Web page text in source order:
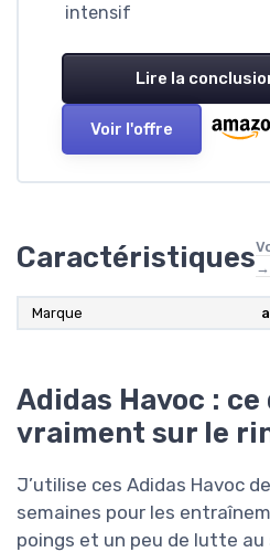
intensif
Lire la
Voir l'offre
Caractéristiques →
Marque
Adidas Havoc : ce
vraiment sur le
J’utilise ces Adidas Havoc
semaines pour les
poings et un peu de lutte au